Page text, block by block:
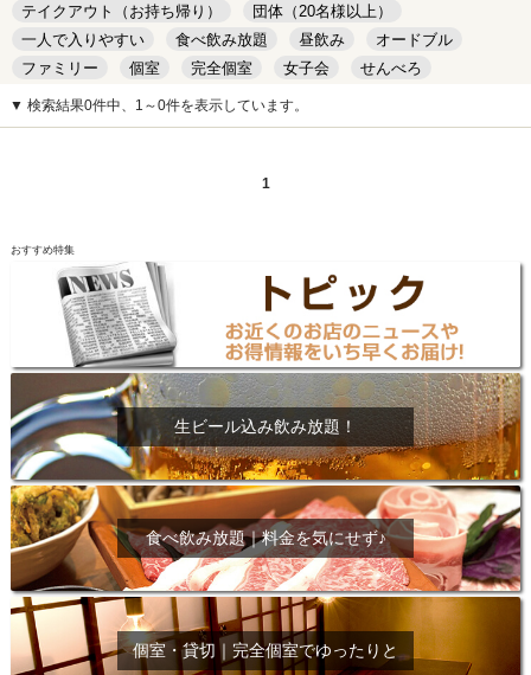
テイクアウト（お持ち帰り）
団体（20名様以上）
一人で入りやすい
食べ飲み放題 昼飲み
オードブル
ファミリー
個室 完全個室 女子会
せんべろ
キッズルーム
安い デート
▼ 検索結果0件中、1～0件を表示しています。
1
おすすめ特集
生ビール込み飲み放題！
食べ飲み放題｜料金を気にせず♪
個室・貸切｜完全個室でゆったりと